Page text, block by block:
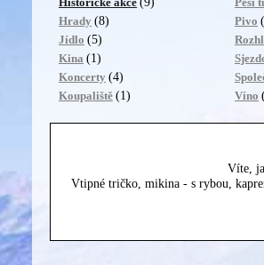
Hrady (8)
Jídlo (5)
Kina (1)
Koncerty (4)
Koupaliště (1)
Pivo
Víno
Víte,
Vtipné tričko, mikina - s rybou,